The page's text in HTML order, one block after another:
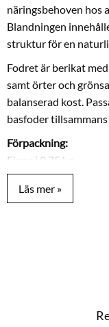
näringsbehoven hos
Blandningen
struktur för en
Fodret är berikat med
samt örter och
balanserad kost.
basfoder
Förpackning:
Finns i 0,75 kg.
Sammansättning:
Alfalfa (21 %),
strå (3 %), rapsmjöl,
majsstärkelse,
palsternacka (2 %),
dikalciumfosfat,